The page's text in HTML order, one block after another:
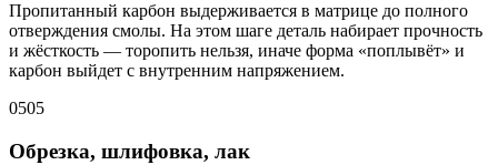
Пропитанный карбон выдерживается в матрице до полного
отверждения смолы. На этом шаге деталь набирает прочность
и жёсткость — торопить нельзя, иначе форма «поплывёт» и
карбон выйдет с внутренним напряжением.
0505
Обрезка, шлифовка, лак